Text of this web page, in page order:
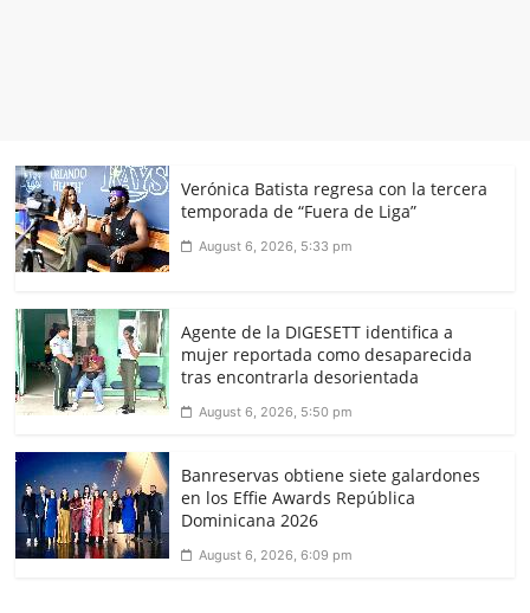
Verónica Batista regresa con la tercera
temporada de “Fuera de Liga”
August 6, 2026, 5:33 pm
Agente de la DIGESETT identifica a
mujer reportada como desaparecida
tras encontrarla desorientada
August 6, 2026, 5:50 pm
Banreservas obtiene siete galardones
en los Effie Awards República
Dominicana 2026
August 6, 2026, 6:09 pm